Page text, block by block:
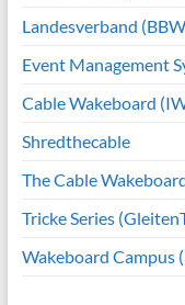
Landesverband
Event Management
Cable Wakeboard
Shredthecable
The Cable
Tricke Series
Wakeboard Campus